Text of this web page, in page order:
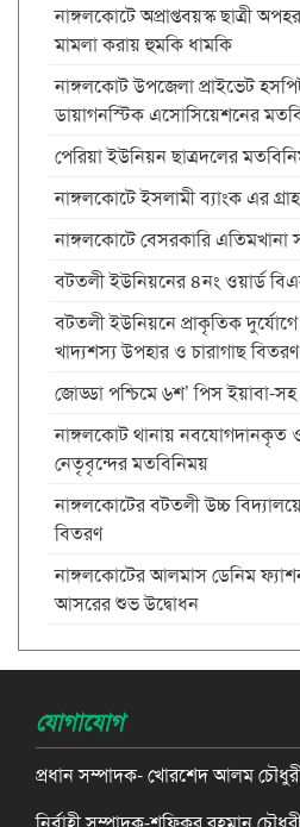
নাঙ্গলকোটে অপ্রাপ্তবয়স্ক ছাত্রী
মামলা করায় হুমকি ধামকি
নাঙ্গলকোট উপজেলা প্রাইভেট
ডায়াগনস্টিক এসোসিয়েশনের
পেরিয়া ইউনিয়ন ছাত্রদলের
নাঙ্গলকোটে ইসলামী ব্যাংক এর
নাঙ্গলকোটে বেসরকারি
বটতলী ইউনিয়নের ৪নং ওয়ার্ড
বটতলী ইউনিয়নে প্রাকৃতিক
খাদ্যশস্য উপহার ও চারাগাছ বিতরণ
জোড্ডা পশ্চিমে ৬শ’ পিস ইয়াবা-
নাঙ্গলকোট থানায় নবযোগদানকৃত
নেতৃবৃন্দের মতবিনিময়
নাঙ্গলকোটের বটতলী উচ্চ
বিতরণ
নাঙ্গলকোটের আলমাস ডেনিম
আসরের শুভ উদ্বোধন
যোগাযোগ
প্রধান সম্পাদক- খোরশেদ আলম